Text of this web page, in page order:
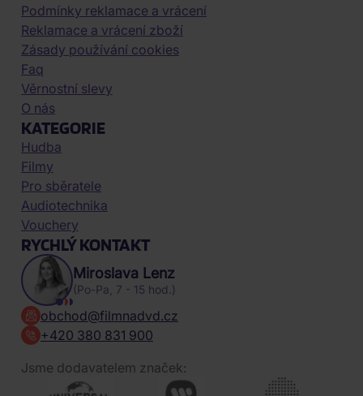
Podmínky reklamace a vrácení
Reklamace a vrácení zboží
Zásady používání cookies
Faq
Věrnostní slevy
O nás
KATEGORIE
Hudba
Filmy
Pro sběratele
Audiotechnika
Vouchery
RYCHLÝ KONTAKT
Miroslava Lenz
(Po-Pa, 7 - 15 hod.)
obchod@filmnadvd.cz
+420 380 831 900
Jsme dodavatelem značek: